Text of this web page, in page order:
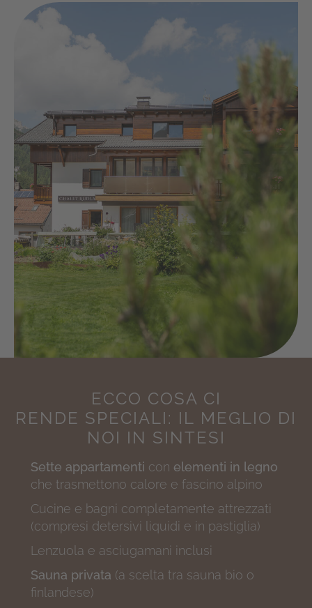
ECCO COSA CI
RENDE SPECIALI: IL MEGLIO DI
NOI IN SINTESI
Sette appartamenti con elementi in legno
che trasmettono calore e fascino alpino
Cucine e bagni completamente attrezzati
(compresi detersivi liquidi e in pastiglia)
Lenzuola e asciugamani inclusi
Sauna privata (a scelta tra sauna bio o
finlandese)